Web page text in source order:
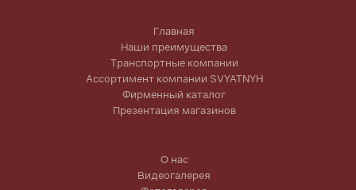
Главная
Наши преимущества
Транспортные компании
Ассортимент компании SVYATNYH
Фирменный каталог
Презентация магазинов
О нас
Видеогалерея